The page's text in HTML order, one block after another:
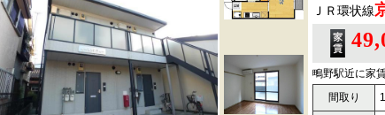
ＪＲ環状線
鴫野駅近に家
間取り